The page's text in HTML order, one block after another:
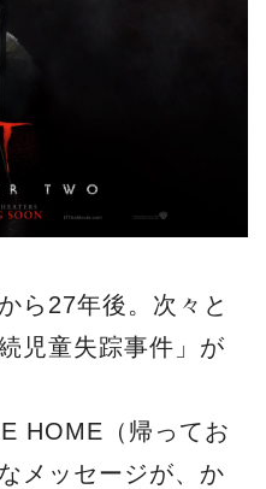
ら27年後。次々と
児童失踪事件」が
HOME（帰ってお
メッセージが、か